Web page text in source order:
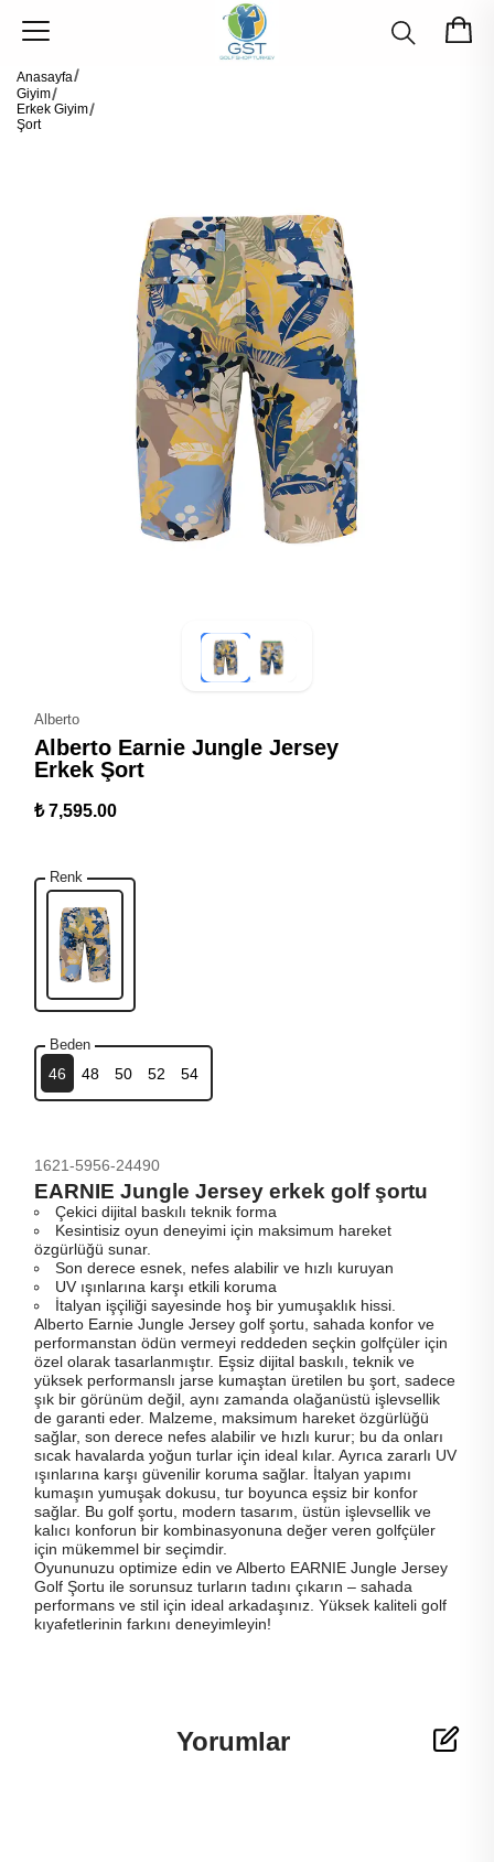
Anasayfa
Giyim
Erkek Giyim
Şort
Alberto
Alberto Earnie Jungle Jersey
Erkek Şort
₺ 7,595.00
Renk
Beden
46 48 50 52 54
1621-5956-24490
EARNIE Jungle Jersey erkek golf şortu
Çekici dijital baskılı teknik forma
Kesintisiz oyun deneyimi için maksimum hareket
özgürlüğü sunar.
Son derece esnek, nefes alabilir ve hızlı kuruyan
UV ışınlarına karşı etkili koruma
İtalyan işçiliği sayesinde hoş bir yumuşaklık hissi.
Alberto Earnie Jungle Jersey golf şortu, sahada konfor ve
performanstan ödün vermeyi reddeden seçkin golfçüler için
özel olarak tasarlanmıştır. Eşsiz dijital baskılı, teknik ve
yüksek performanslı jarse kumaştan üretilen bu şort, sadece
şık bir görünüm değil, aynı zamanda olağanüstü işlevsellik
de garanti eder. Malzeme, maksimum hareket özgürlüğü
sağlar, son derece nefes alabilir ve hızlı kurur; bu da onları
sıcak havalarda yoğun turlar için ideal kılar. Ayrıca zararlı UV
ışınlarına karşı güvenilir koruma sağlar. İtalyan yapımı
kumaşın yumuşak dokusu, tur boyunca eşsiz bir konfor
sağlar. Bu golf şortu, modern tasarım, üstün işlevsellik ve
kalıcı konforun bir kombinasyonuna değer veren golfçüler
için mükemmel bir seçimdir.
Oyununuzu optimize edin ve Alberto EARNIE Jungle Jersey
Golf Şortu ile sorunsuz turların tadını çıkarın – sahada
performans ve stil için ideal arkadaşınız. Yüksek kaliteli golf
kıyafetlerinin farkını deneyimleyin!
Yorumlar